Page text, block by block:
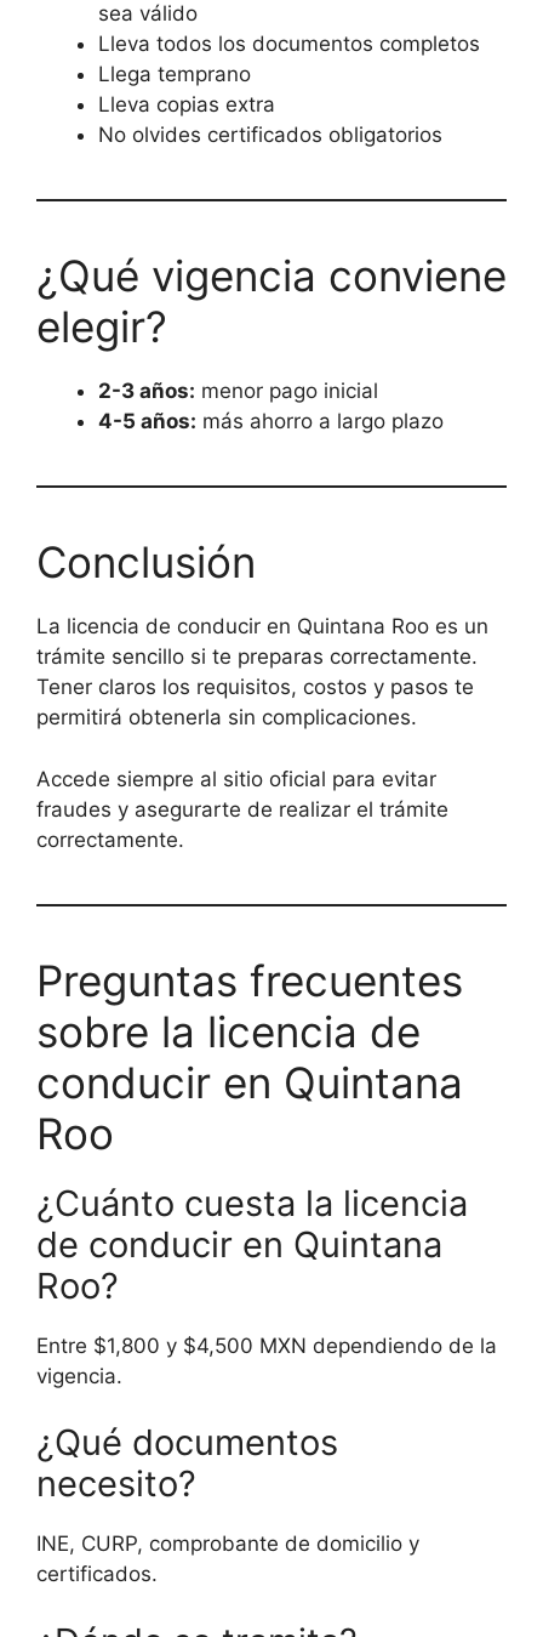
sea válido
Lleva todos los documentos completos
Llega temprano
Lleva copias extra
No olvides certificados obligatorios
¿Qué vigencia conviene
elegir?
2-3 años: menor pago inicial
4-5 años: más ahorro a largo plazo
Conclusión
La licencia de conducir en Quintana Roo es un
trámite sencillo si te preparas correctamente.
Tener claros los requisitos, costos y pasos te
permitirá obtenerla sin complicaciones.
Accede siempre al sitio oficial para evitar
fraudes y asegurarte de realizar el trámite
correctamente.
Preguntas frecuentes
sobre la licencia de
conducir en Quintana
Roo
¿Cuánto cuesta la licencia
de conducir en Quintana
Roo?
Entre $1,800 y $4,500 MXN dependiendo de la
vigencia.
¿Qué documentos
necesito?
INE, CURP, comprobante de domicilio y
certificados.